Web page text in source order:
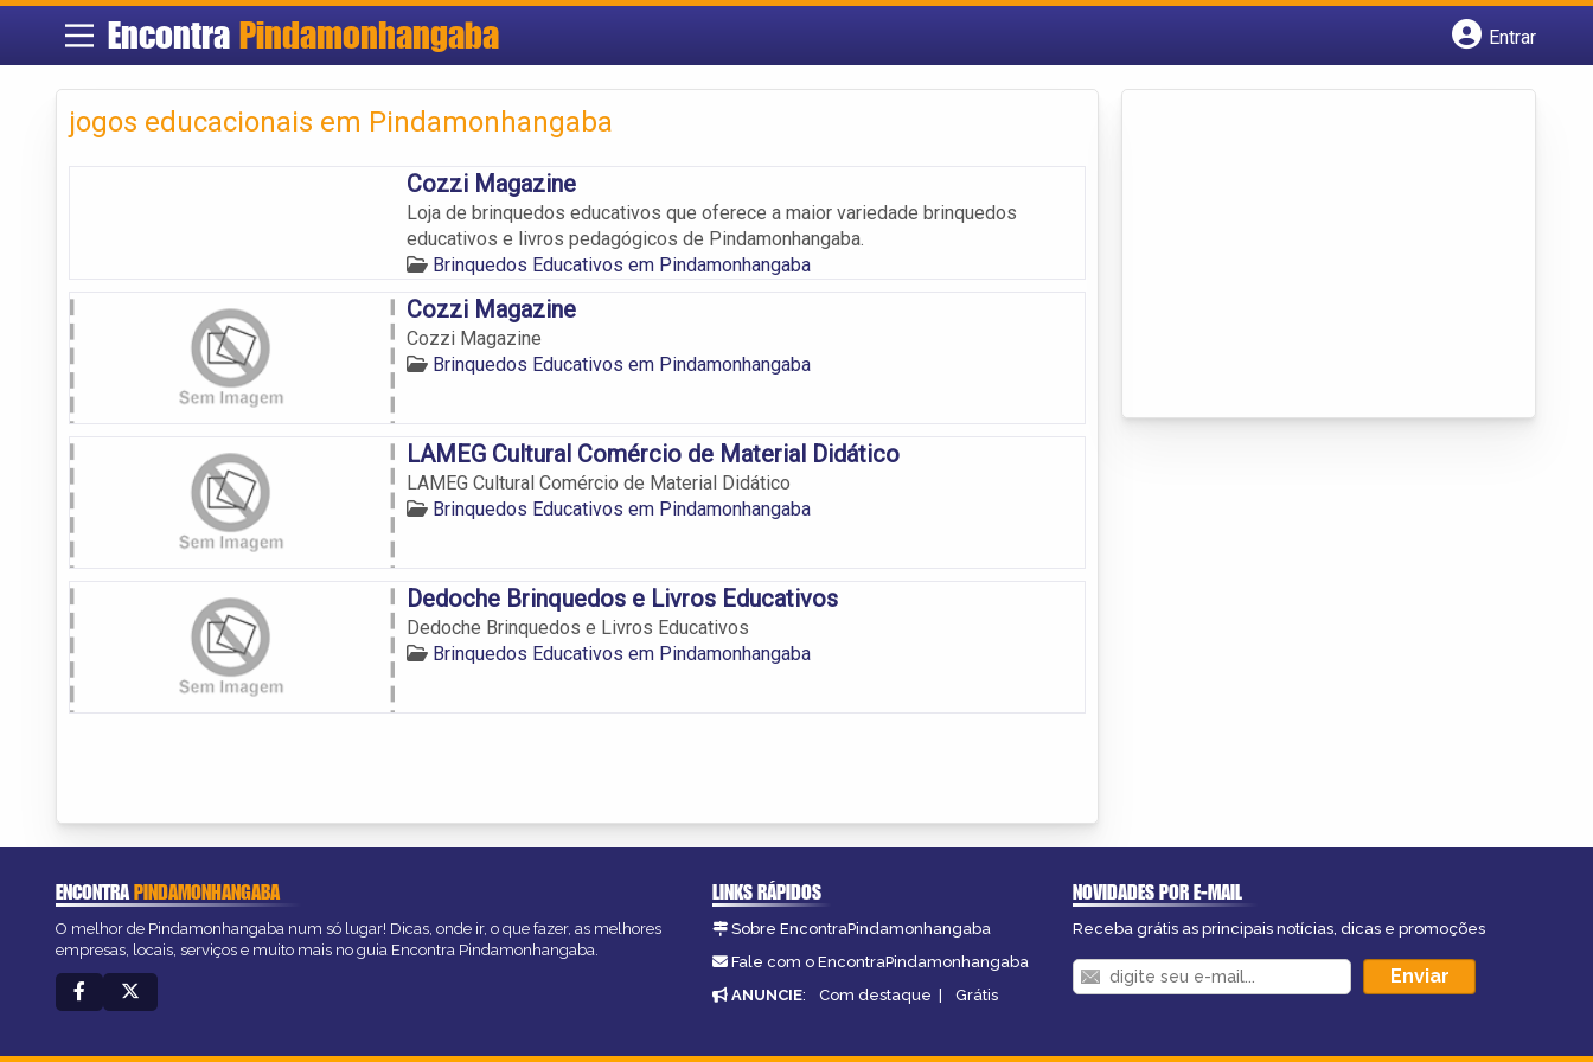
Encontra Pindamonhangaba
Entrar
jogos educacionais em Pindamonhangaba
Cozzi Magazine
Loja de brinquedos educativos que oferece a maior variedade brinquedos
educativos e livros pedagógicos de Pindamonhangaba.
Brinquedos Educativos em Pindamonhangaba
Cozzi Magazine
Cozzi Magazine
Brinquedos Educativos em Pindamonhangaba
LAMEG Cultural Comércio de Material Didático
LAMEG Cultural Comércio de Material Didático
Brinquedos Educativos em Pindamonhangaba
Dedoche Brinquedos e Livros Educativos
Dedoche Brinquedos e Livros Educativos
Brinquedos Educativos em Pindamonhangaba
ENCONTRAPINDAMONHANGABA
O melhor de Pindamonhangaba num só lugar! Dicas, onde ir, o que fazer, as melhores
empresas, locais, serviços e muito mais no guia Encontra Pindamonhangaba.
LINKS RÁPIDOS
Sobre EncontraPindamonhangaba
Fale com o EncontraPindamonhangaba
ANUNCIE: Com destaque | Grátis
NOVIDADES POR E-MAIL
Receba grátis as principais notícias, dicas e promoções